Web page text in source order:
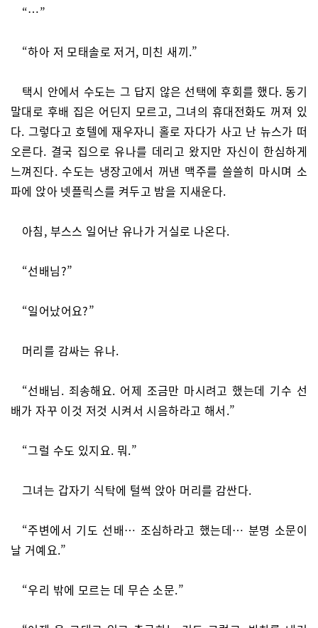
“…”
“하아 저 모태솔로 저거, 미친 새끼.”
택시 안에서 수도는 그 답지 않은 선택에 후회를 했다. 동기
말대로 후배 집은 어딘지 모르고, 그녀의 휴대전화도 꺼져 있
다. 그렇다고 호텔에 재우자니 홀로 자다가 사고 난 뉴스가 떠
오른다. 결국 집으로 유나를 데리고 왔지만 자신이 한심하게
느껴진다. 수도는 냉장고에서 꺼낸 맥주를 쓸쓸히 마시며 소
파에 앉아 넷플릭스를 켜두고 밤을 지새운다.
아침, 부스스 일어난 유나가 거실로 나온다.
“선배님?”
“일어났어요?”
머리를 감싸는 유나.
“선배님. 죄송해요. 어제 조금만 마시려고 했는데 기수 선
배가 자꾸 이것 저것 시켜서 시음하라고 해서.”
“그럴 수도 있지요. 뭐.”
그녀는 갑자기 식탁에 털썩 앉아 머리를 감싼다.
“주변에서 기도 선배… 조심하라고 했는데… 분명 소문이
날 거예요.”
“우리 밖에 모르는 데 무슨 소문.”